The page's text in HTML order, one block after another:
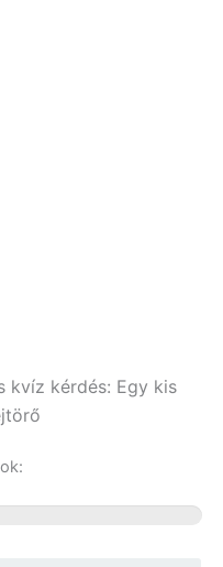
kvíz kérdés: Egy kis